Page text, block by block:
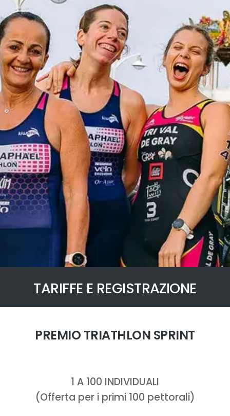
TARIFFE E REGISTRAZIONE
PREMIO TRIATHLON SPRINT
1 A 100 INDIVIDUALI
(Offerta per i primi 100 pettorali)